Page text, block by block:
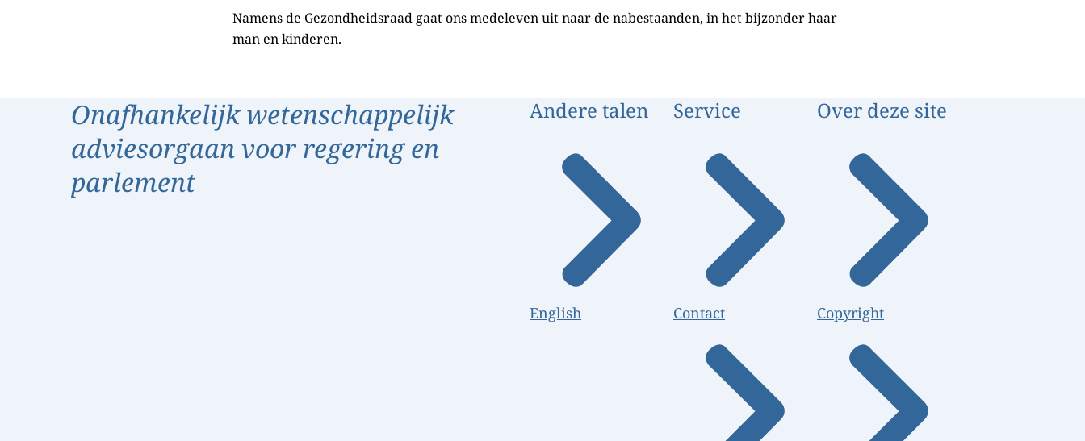
Namens de Gezondheidsraad gaat ons medeleven uit naar de nabestaanden, in het bijzonder haar
man en kinderen.
Onafhankelijk wetenschappelijk
adviesorgaan voor regering en
parlement
Andere talen
English
Service
Contact
Over deze site
Copyright